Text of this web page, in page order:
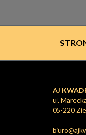
AJ
ul.
05-220